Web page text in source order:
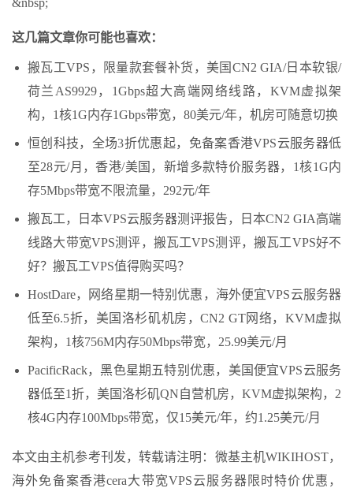
这几篇文章你可能也喜欢：
搬瓦工VPS，限量款套餐补货，美国CN2 GIA/日本软银/
荷兰AS9929，1Gbps超大高端网络线路，KVM虚拟架
构，1核1G内存1Gbps带宽，80美元/年，机房可随意切换
恒创科技，全场3折优惠起，免备案香港VPS云服务器低
至28元/月，香港/美国，新增多款特价服务器，1核1G内
存5Mbps带宽不限流量，292元/年
搬瓦工，日本VPS云服务器测评报告，日本CN2 GIA高端
线路大带宽VPS测评，搬瓦工VPS测评，搬瓦工VPS好不
好？搬瓦工VPS值得购买吗？
HostDare，网络星期一特别优惠，海外便宜VPS云服务器
低至6.5折，美国洛杉矶机房，CN2 GT网络，KVM虚拟
架构，1核756M内存50Mbps带宽，25.99美元/月
PacificRack，黑色星期五特别优惠，美国便宜VPS云服务
器低至1折，美国洛杉矶QN自营机房，KVM虚拟架构，2
核4G内存100Mbps带宽，仅15美元/年，约1.25美元/月
本文由主机参考刊发，转载请注明：微基主机WIKIHOST，
海外免备案香港cera大带宽VPS云服务器限时特价优惠，